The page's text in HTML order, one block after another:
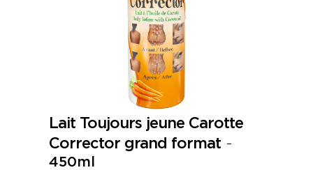
Lait Toujours jeune Carotte
Corrector grand format-
450ml